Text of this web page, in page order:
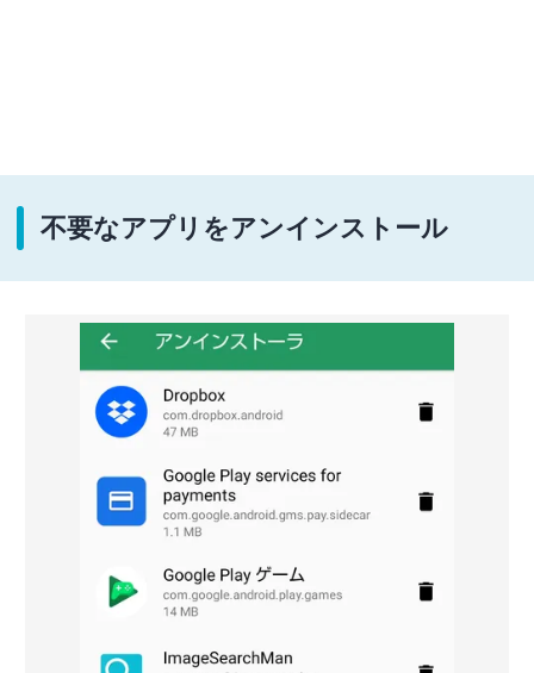
不要なアプリをアンインストール